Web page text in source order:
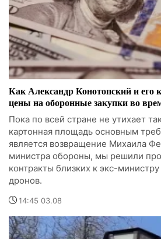
Как Александр Конотопский и
цены на оборонные закупки во
Пока по всей стране не утихает
картонная площадь основным
является возвращение Михаила
министра обороны, мы решили
контракты близких к экс-
дронов.
14:45 03.08